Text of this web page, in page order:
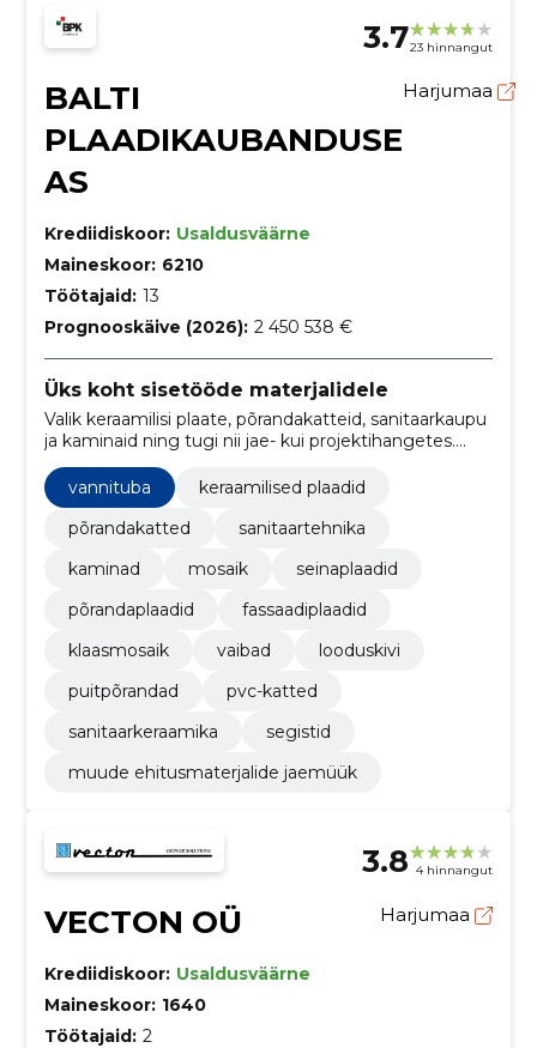
3.723 hinnangut
BALTI
PLAADIKAUBANDUSE
AS
Harjumaa
Krediidiskoor: Usaldusväärne
Maineskoor: 6210
Töötajaid: 13
Prognooskäive (2026): 2 450 538 €
Üks koht sisetööde materjalidele
Valik keraamilisi plaate, põrandakatteid, sanitaarkaupu
ja kaminaid ning tugi nii jae- kui projektihangetes.
Aitame leida sobiva lahenduse erinevatele
vajadustele.
vannituba
keraamilised plaadid
põrandakatted
sanitaartehnika
kaminad
mosaik
seinaplaadid
põrandaplaadid
fassaadiplaadid
klaasmosaik
vaibad
looduskivi
puitpõrandad
pvc-katted
sanitaarkeraamika
segistid
muude ehitusmaterjalide jaemüük
3.8 4 hinnangut
VECTON OÜ Harjumaa
Krediidiskoor: Usaldusväärne
Maineskoor: 1640
Töötajaid: 2